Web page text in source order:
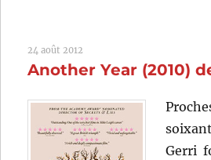
24 août 2012
Another Year (2010)
Gerri